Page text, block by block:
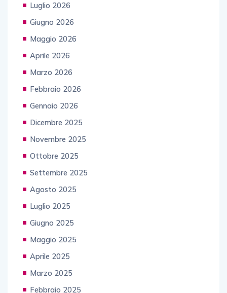
Luglio 2026
Giugno 2026
Maggio 2026
Aprile 2026
Marzo 2026
Febbraio 2026
Gennaio 2026
Dicembre 2025
Novembre 2025
Ottobre 2025
Settembre 2025
Agosto 2025
Luglio 2025
Giugno 2025
Maggio 2025
Aprile 2025
Marzo 2025
Febbraio 2025